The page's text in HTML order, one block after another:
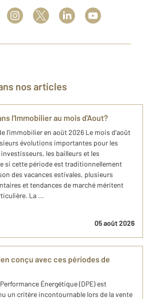
nos articles
l'Immobilier au mois d'Aout?
l'immobilier en août 2026 Le mois d'août
évolutions importantes pour les
les bailleurs et les
si cette période est traditionnellement
des vacances estivales, plusieurs
et tendances de marché méritent
La ...
05 août 2026
conçu avec ces périodes de
Énergétique (DPE) est
un critère incontournable lors de la vente